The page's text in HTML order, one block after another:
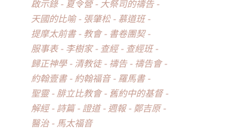
啟示錄
夏令營
大祭司的禱告
天國的比喻
張肇松
慕道班
提摩太前書
教會
書卷團契
服事表
李樹家 查經
查經班
歸正神學
清教徒 禱告
禱告會
約翰壹書
約翰福音
羅馬書
聖靈
腓立比教會
舊約中的基督
解經
詩篇 證道 週報
鄭吉原
醫治
馬太福音